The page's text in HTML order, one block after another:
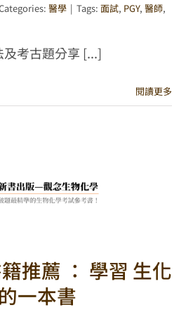
醫學 | Tags: 面試, PGY, 醫師,
及考古題分享 [...]
閱讀更多
推薦 ： 學習 生化
一本書